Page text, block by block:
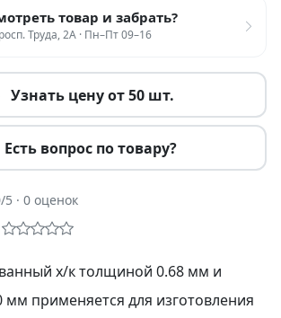
товар и забрать?
Труда, 2А · Пн–Пт 09–16
Узнать цену от 50 шт.
Есть вопрос по товару?
/5 · 0 оценок
х/к толщиной 0.68 мм и
применяется для изготовления